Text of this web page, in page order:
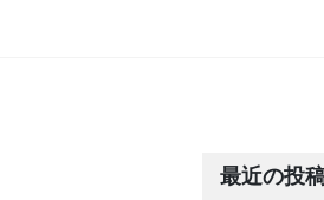
最近の投